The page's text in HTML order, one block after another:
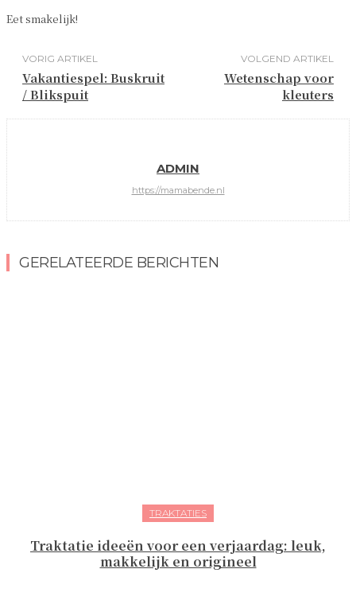
Eet smakelijk!
VORIG ARTIKEL
Vakantiespel: Buskruit
/ Blikspuit
VOLGEND ARTIKEL
Wetenschap voor
kleuters
ADMIN
https://mamabende.nl
GERELATEERDE BERICHTEN
TRAKTATIES
Traktatie ideeën voor een verjaardag: leuk,
makkelijk en origineel